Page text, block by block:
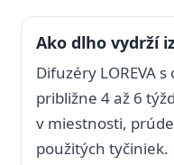
Ako dlho vydrží
Difuzéry LOREVA
približne 4 až 6
v miestnosti,
použitých tyčiniek.